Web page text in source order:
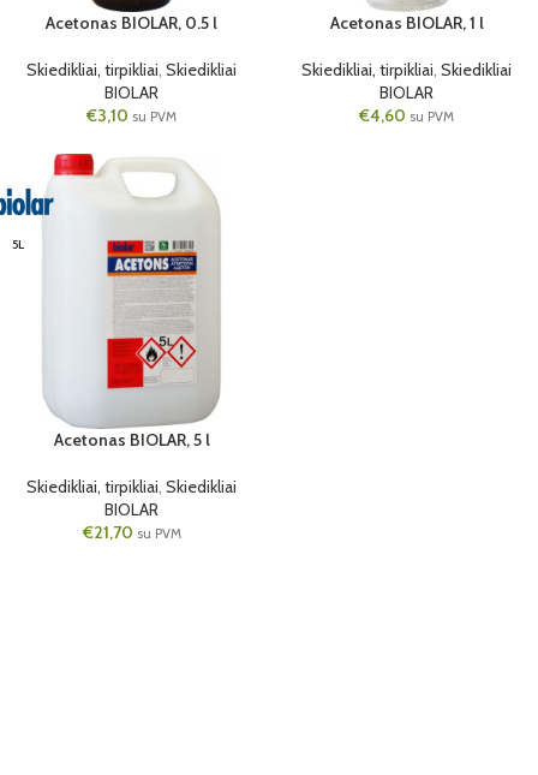
Acetonas BIOLAR, 0.5 l
Skiedikliai, tirpikliai, Skiedikliai
BIOLAR
€3,10 su PVM
Acetonas BIOLAR, 1 l
Skiedikliai, tirpikliai, Skiedikliai
BIOLAR
€4,60 su PVM
5L
Acetonas BIOLAR, 5 l
Skiedikliai, tirpikliai, Skiedikliai
BIOLAR
€21,70 su PVM